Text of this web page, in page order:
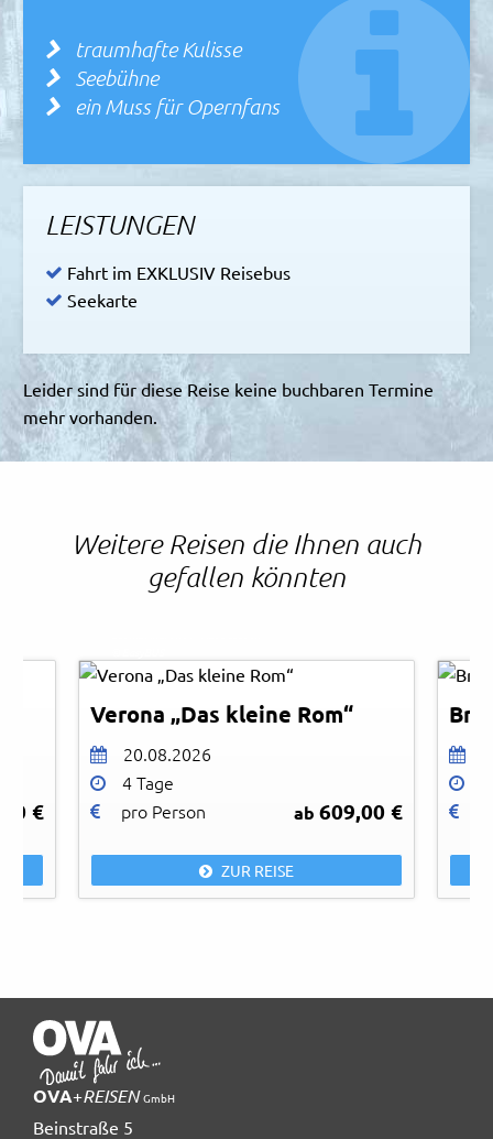
traumhafte Kulisse
Seebühne
ein Muss für Opernfans
LEISTUNGEN
Fahrt im EXKLUSIV Reisebus
Seekarte
Leider sind für diese Reise keine buchbaren Termine
mehr vorhanden.
Weitere Reisen die Ihnen auch
gefallen könnten
€
Verona „Das kleine Rom“
20.08.2026
4 Tage
pro Person
ab609,00 €
ZUR REISE
OVA+REISEN GmbH
Beinstraße 5